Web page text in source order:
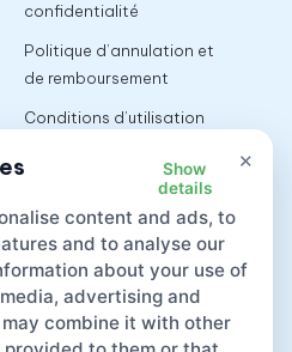
confidentialité
Politique d’annulation et
de remboursement
Conditions d’utilisation
×
Show
details
content and ads, to
and to analyse our
about your use of
advertising and
combine it with other